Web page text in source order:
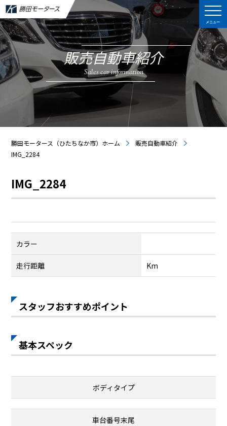
メニュー
販売自動車紹介
Sales car information
勝田モータース（ひたちなか市）ホーム
販売自動車紹介
IMG_2284
IMG_2284
カラー
走行距離 Km
スタッフおすすめポイント
基本スペック
ボディタイプ
車台番号末尾